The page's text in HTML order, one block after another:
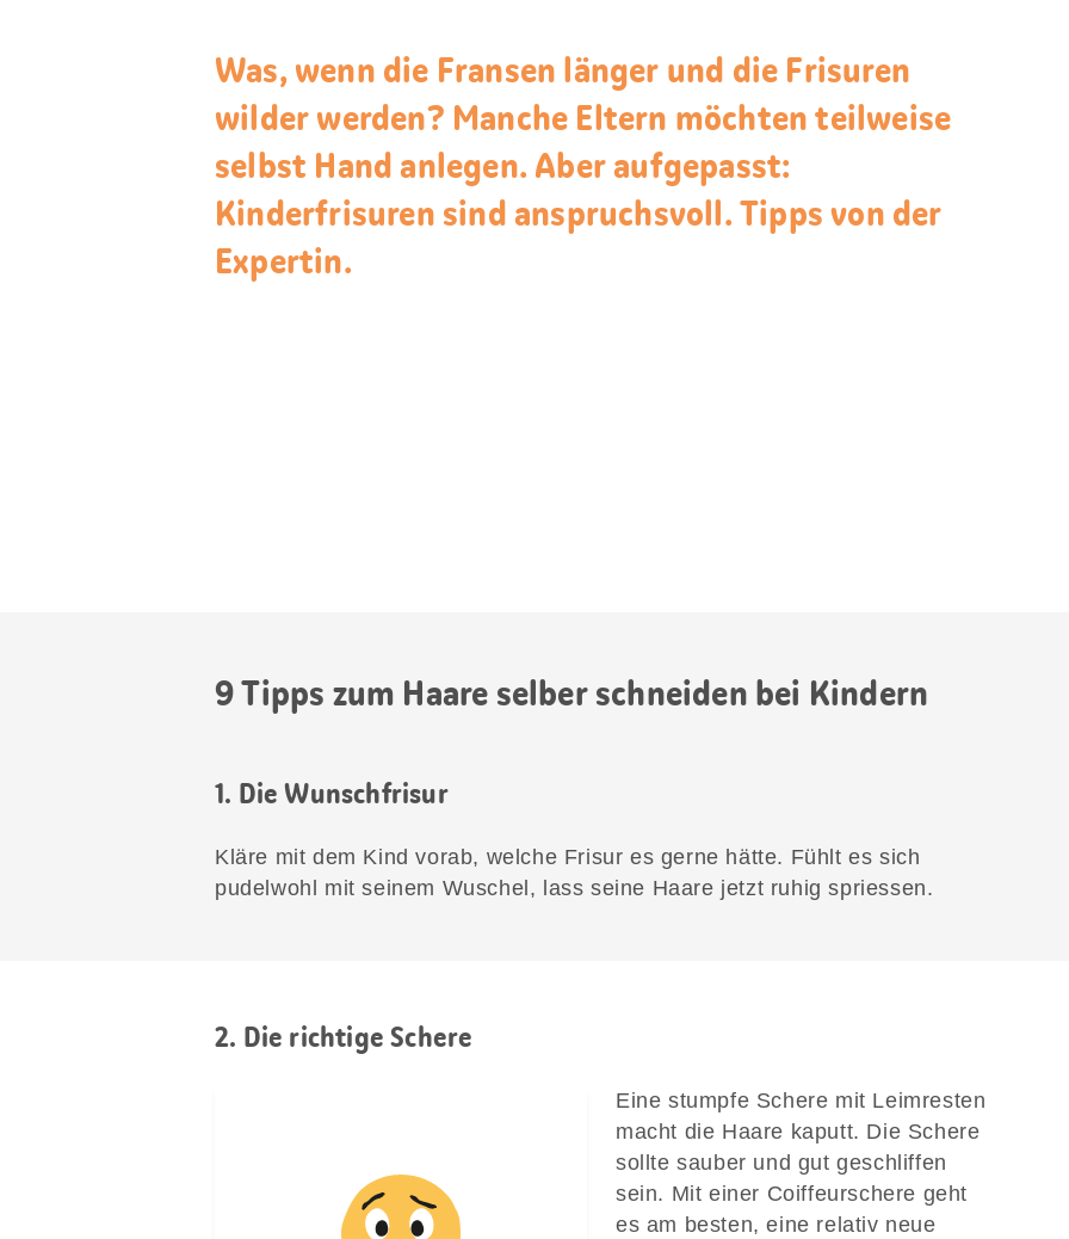
Was, wenn die Fransen länger und die Frisuren
wilder werden? Manche Eltern möchten teilweise
selbst Hand anlegen. Aber aufgepasst:
Kinderfrisuren sind anspruchsvoll. Tipps von der
Expertin.
9 Tipps zum Haare selber schneiden bei Kindern
1. Die Wunschfrisur
Kläre mit dem Kind vorab, welche Frisur es gerne hätte. Fühlt es sich
pudelwohl mit seinem Wuschel, lass seine Haare jetzt ruhig spriessen.
2. Die richtige Schere
Eine stumpfe Schere mit Leimresten
macht die Haare kaputt. Die Schere
sollte sauber und gut geschliffen
sein. Mit einer Coiffeurschere geht
es am besten, eine relativ neue